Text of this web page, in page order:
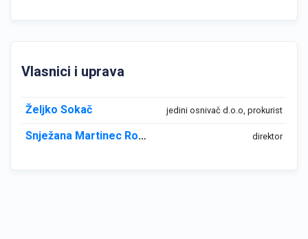
Vlasnici i uprava
Željko Sokač jedini osnivač d.o.o, prokurist
Snježana Martinec Rostohar direktor